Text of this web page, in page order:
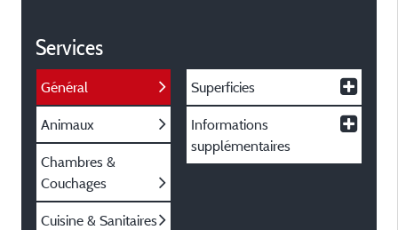
Services
Général
Animaux
Chambres &
Couchages
Cuisine & Sanitaires
Superficies
Informations
supplémentaires